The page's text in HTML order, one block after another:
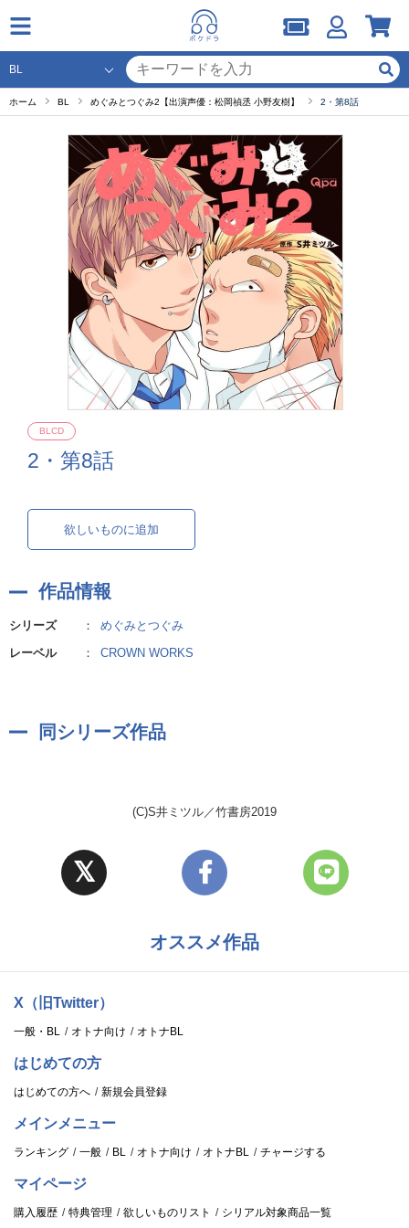
ホーム BL めぐみとつぐみ2【出演声優：松岡禎丞 小野友樹】 2・第8話
2・第8話
BLCD
欲しいものに追加
作品情報
シリーズ ：
めぐみとつぐみ
レーベル
： CROWN WORKS
同シリーズ作品
(C)S井ミツル／竹書房2019
オススメ作品
X（旧Twitter）
一般・BL オトナ向け オトナBL
はじめての方
はじめての方へ 新規会員登録
メインメニュー
ランキング 一般 BL オトナ向け オトナBL チャージする
マイページ
購入履歴 特典管理 欲しいものリスト シリアル対象商品一覧